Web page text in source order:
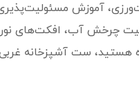
چرخش آب، افکت‌های
هستید، ست آشپزخانه